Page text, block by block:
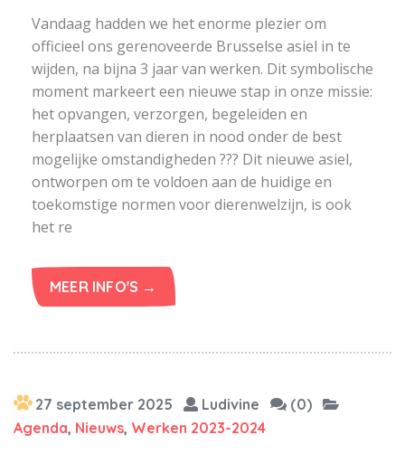
Vandaag hadden we het enorme plezier om
officieel ons gerenoveerde Brusselse asiel in te
wijden, na bijna 3 jaar van werken. Dit symbolische
moment markeert een nieuwe stap in onze missie:
het opvangen, verzorgen, begeleiden en
herplaatsen van dieren in nood onder de best
mogelijke omstandigheden ??? Dit nieuwe asiel,
ontworpen om te voldoen aan de huidige en
toekomstige normen voor dierenwelzijn, is ook
het re
MEER INFO'S →
27 september 2025 Ludivine
(0)
Agenda, Nieuws, Werken 2023-2024